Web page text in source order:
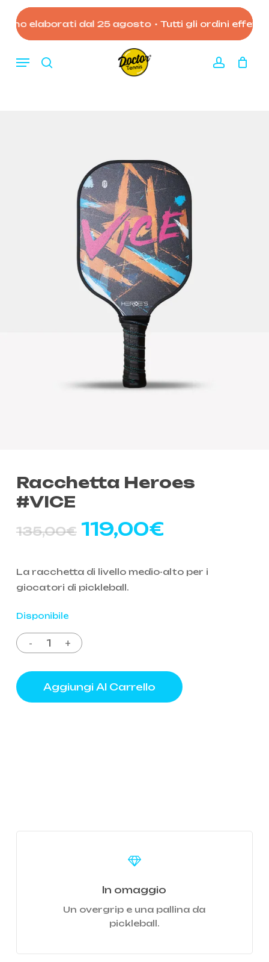
main
elaborati dal 25 agosto • Tutti gli ordini effettuati
search account
Menu
Carrello Close
Cart
Racchetta Heroes
#VICE
135,00€ Il
originale
era:
119,00€
attuale
è:
La racchetta di livello medio-alto per i
giocatori di pickleball.
Disponibile
Aggiungi Al Carrello
In omaggio
Un overgrip e una pallina da
pickleball.